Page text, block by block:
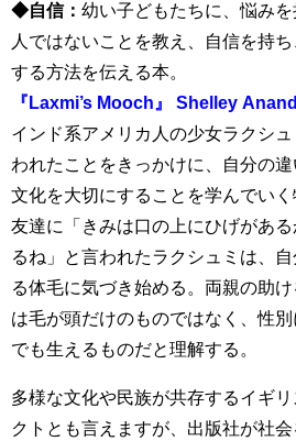
◆自信： 幼い子どもたちに、悩み
人ではないことを教え、自信を持
する方法を伝える本。
『Laxmi’s Mooch』 Shelley
インド系アメリカ人の少女ラクシ
われたことをきっかけに、自分の
文化を大切にすることを学んでいく
友達に「きみは口の上にひげがあ
るね」と言われたラクシュミは、
る体毛に気づき始める。両親の助
は毛が頭だけのものではなく、性
でも生えるものだと理解する。
多様な文化や民族が共存するイギ
クトとも言えますが、出版社が社